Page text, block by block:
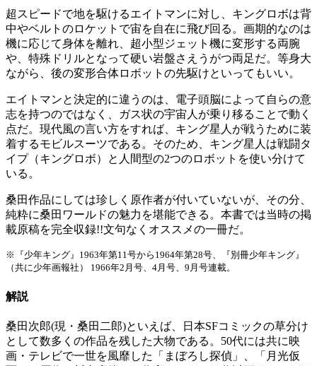
超スピードで地を駆けるエイトマンに対し、キングロボは背
中やベルトのロケットで宙を自在に飛び回る。画期的なのは
機に応じて身体を離れ、超小型ジェット機に変形する両腕
や、特殊ドリルとなって硬い岩盤さえうがつ両足だ。等身大
ながら、後の変形合体ロボットの先駆けといってもいい。
エイトマンと決定的に違うのは、電子頭脳によって自らの意
志を持つのではなく、ガス状の宇宙人が乗り移ることで動く
点だ。現代風の言い方をすれば、キング星人が戦うために装
着するモビルスーツである。そのため、キング星人は戦闘タ
イプ（キングロボ）と人間型の2つのロボットを使い分けて
いる。
桑田作品にしては珍しく原作者が付いていないが、その分、
純粋に桑田ワールドの魅力を堪能できる。本書では当時の掲
載原稿を完全収録!!文句なくオススメの一冊だ。
※『少年キング』1963年第11号から1964年第28号、『別冊少年キング』
（共に少年画報社） 1966年2月号、4月号、9月号連載。
解説
桑田次郎(現・桑田二郎)といえば、日本SFコミックの草分け
として数多くの作品を残した大物である。50代には共に映
画・テレビで一世を風靡した「まぼろし探偵」、「月光仮